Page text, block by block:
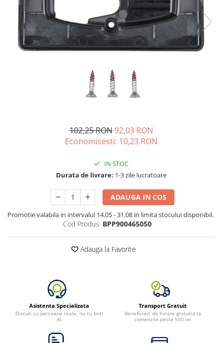
Acumulatori de stocare
Componente sisteme de balcon
102,25 RON 92,03 RON
Economisesti: 10,23 RON
IN STOC
Durata de livrare: 1-3 zile lucratoare
ADAUGA IN COS
Promotie valabila in intervalul 14.05 - 31.08 in limita stocului disponibil.
Cod Produs: BPP900465050
Adauga la Favorite
Asistenta Specializata
Discuti cu persoane reale, nu cu boti
AI
Transport Gratuit
Beneficiezi de livrare gratuita la
comenzile peste 500 lei